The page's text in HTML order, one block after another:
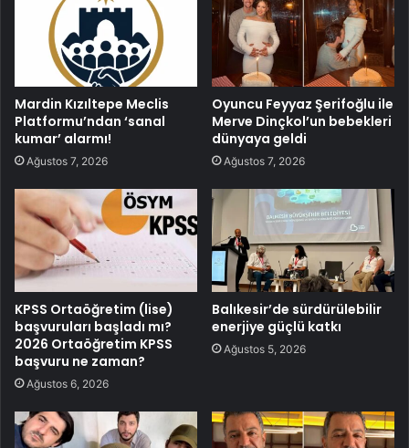
Mardin Kızıltepe Meclis
Platformu’ndan ‘sanal
kumar’ alarmı!
Ağustos 7, 2026
Oyuncu Feyyaz Şerifoğlu ile
Merve Dinçkol’un bebekleri
dünyaya geldi
Ağustos 7, 2026
KPSS Ortaöğretim (lise)
başvuruları başladı mı?
2026 Ortaöğretim KPSS
başvuru ne zaman?
Ağustos 6, 2026
Balıkesir’de sürdürülebilir
enerjiye güçlü katkı
Ağustos 5, 2026